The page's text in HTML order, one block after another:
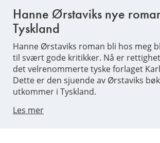
Hanne Ørstaviks nye
Tyskland
Hanne Ørstaviks roman bli hos meg
til svært gode kritikker. Nå er
det velrenommerte tyske forlaget
Dette er den sjuende av Ørstaviks
utkommer i Tyskland.
Les mer